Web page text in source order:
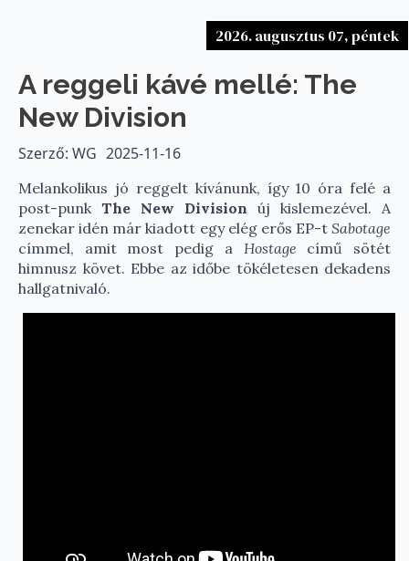
2026. augusztus 07, péntek
A reggeli kávé mellé: The
New Division
Szerző: WG 2025-11-16
Melankolikus jó reggelt kívánunk, így 10 óra felé a
post-punk The New Division új kislemezével. A
zenekar idén már kiadott egy elég erős EP-t Sabotage
címmel, amit most pedig a Hostage című sötét
himnusz követ. Ebbe az időbe tökéletesen dekadens
hallgatnivaló.